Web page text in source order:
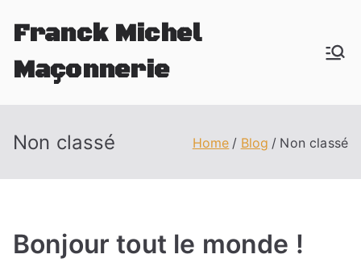
content
Franck Michel
Maçonnerie
Non classé Home Blog Non classé
Bonjour tout le monde !